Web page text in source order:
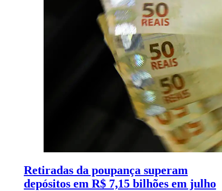
Retiradas da poupança superam
depósitos em R$ 7,15 bilhões em julho